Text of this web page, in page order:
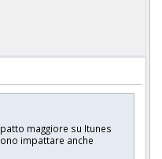
maggiore su Itunes
impattare anche